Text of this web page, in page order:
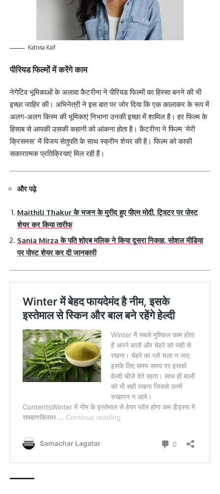
Katrina Kaif
पीरियड फिल्मों में करेंगे काम
नेगेटिव भूमिकाओं के अलावा कैटरीना ने पीरियड फिल्मों का हिस्सा बनने की भी
इच्छा जाहिर की। अभिनेत्री ने इस बात पर जोर दिया कि एक कालाकर के रूप में
अलग-अलग किस्म की भूमिकाएं निभाना उनकी इच्छा में शामिल है। हर फिल्म के
हिसाब से आपकी उसकी कहानी को आंकना होता है। कैटरीना ने फिल्म ‘मेरी
क्रिसमस’ में विजय सेतुपति के साथ स्क्रीन शेयर की है। फिल्म को काफी
सकारात्मक प्रतिक्रियाएं मिल रही हैं।
और पढ़े
Maithili Thakur के भजन के मुरीद हुए पीएम मोदी, ट्विटर पर पोस्ट
शेयर कर किया तारीफ
Sania Mirza के पति शोएब मलिक ने किया दूसरा निकाह, सोशल मीडिया
पर पोस्ट शेयर कर दी जानकारी